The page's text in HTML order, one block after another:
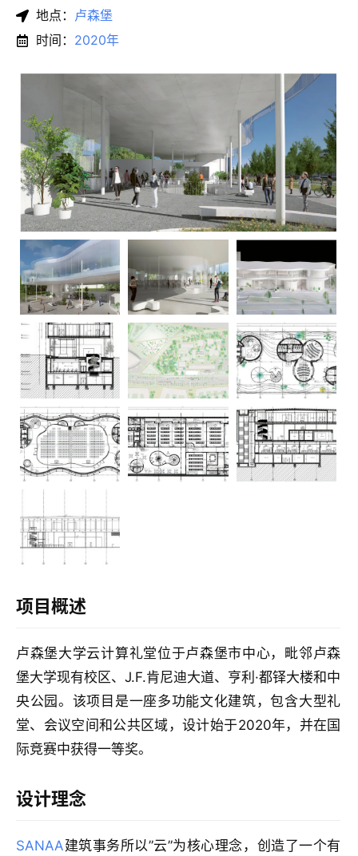
建
筑
设
计
室
设
地点： 卢森堡
时间： 2020年
项目概述
卢森堡大学云计算礼堂位于卢森堡市中心，毗邻卢森
堡大学现有校区、J.F.肯尼迪大道、亨利·都铎大楼和中
央公园。该项目是一座多功能文化建筑，包含大型礼
堂、会议空间和公共区域，设计始于2020年，并在国
际竞赛中获得一等奖。
设计理念
SANAA建筑事务所以”云”为核心理念，创造了一个有